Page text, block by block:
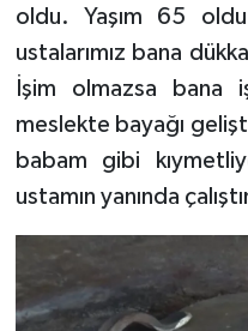
oldu. Yaşım 65
ustalarımız bana
İşim olmazsa
meslekte bayağı
babam gibi
ustamın yanında